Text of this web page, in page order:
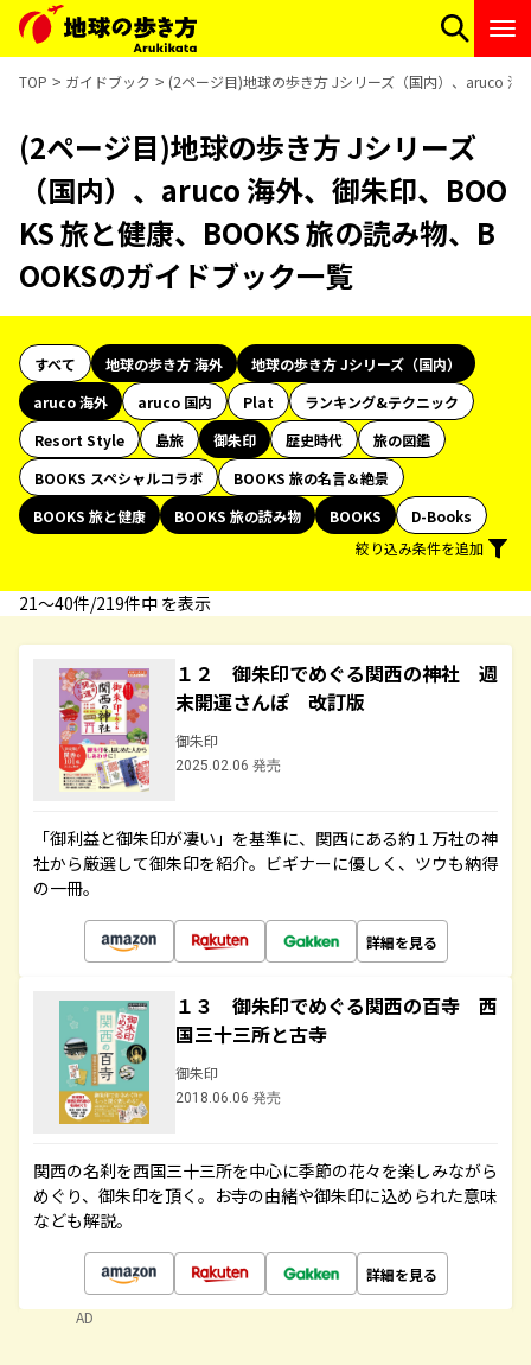
TOP ガイドブック (2ページ目)地球の歩き方 Jシリーズ（国内）、aruco 海
(2ページ目)地球の歩き方 Jシリーズ
（国内）、aruco 海外、御朱印、BOO
KS 旅と健康、BOOKS 旅の読み物、B
OOKSのガイドブック一覧
すべて 地球の歩き方 海外
地球の歩き方 Jシリーズ（国内）
aruco 海外
aruco 国内 Plat
ランキング&テクニック
Resort Style
島旅 御朱印 歴史時代
旅の図鑑
BOOKS スペシャルコラボ
BOOKS 旅の名言＆絶景
BOOKS 旅と健康
BOOKS 旅の読み物 BOOKS
D-Books
絞り込み条件を追加
21〜40件/219件中 を表示
１２ 御朱印でめぐる関西の神社 週
末開運さんぽ 改訂版
御朱印
2025.02.06 発売
「御利益と御朱印が凄い」を基準に、関西にある約１万社の神
社から厳選して御朱印を紹介。ビギナーに優しく、ツウも納得
の一冊。
詳細を見る
１３ 御朱印でめぐる関西の百寺 西
国三十三所と古寺
御朱印
2018.06.06 発売
関西の名刹を西国三十三所を中心に季節の花々を楽しみながら
めぐり、御朱印を頂く。お寺の由緒や御朱印に込められた意味
なども解説。
詳細を見る
AD